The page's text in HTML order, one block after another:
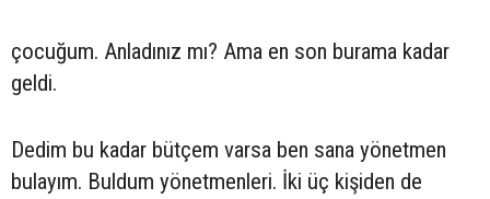
çocuğum. Anladınız mı? Ama en son burama kadar
geldi.
Dedim bu kadar bütçem varsa ben sana yönetmen
bulayım. Buldum yönetmenleri. İki üç kişiden de